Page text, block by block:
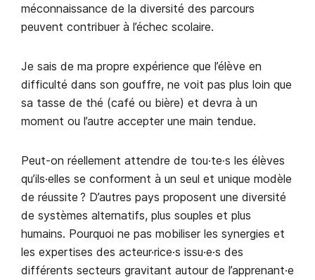
méconnaissance de la diversité des parcours
peuvent contribuer à l’échec scolaire.
Je sais de ma propre expérience que l’élève en
difficulté dans son gouffre, ne voit pas plus loin que
sa tasse de thé (café ou bière) et devra à un
moment ou l’autre accepter une main tendue.
Peut-on réellement attendre de tou·te·s les élèves
qu’ils·elles se conforment à un seul et unique modèle
de réussite ? D’autres pays proposent une diversité
de systèmes alternatifs, plus souples et plus
humains. Pourquoi ne pas mobiliser les synergies et
les expertises des acteur·rice·s issu·e·s des
différents secteurs gravitant autour de l’apprenant·e